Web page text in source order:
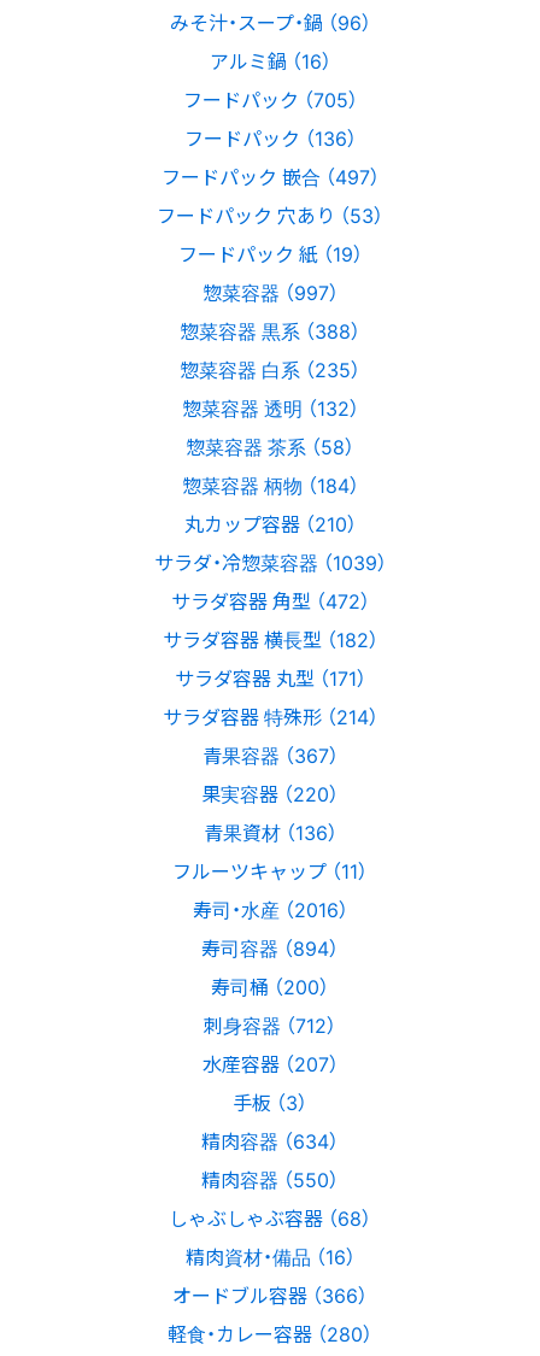
みそ汁・スープ・鍋 （96）
アルミ鍋 （16）
フードパック （705）
フードパック （136）
フードパック 嵌合 （497）
フードパック 穴あり （53）
フードパック 紙 （19）
惣菜容器 （997）
惣菜容器 黒系 （388）
惣菜容器 白系 （235）
惣菜容器 透明 （132）
惣菜容器 茶系 （58）
惣菜容器 柄物 （184）
丸カップ容器 （210）
サラダ・冷惣菜容器 （1039）
サラダ容器 角型 （472）
サラダ容器 横長型 （182）
サラダ容器 丸型 （171）
サラダ容器 特殊形 （214）
青果容器 （367）
果実容器 （220）
青果資材 （136）
フルーツキャップ （11）
寿司・水産 （2016）
寿司容器 （894）
寿司桶 （200）
刺身容器 （712）
水産容器 （207）
手板 （3）
精肉容器 （634）
精肉容器 （550）
しゃぶしゃぶ容器 （68）
精肉資材・備品 （16）
オードブル容器 （366）
軽食・カレー容器 （280）